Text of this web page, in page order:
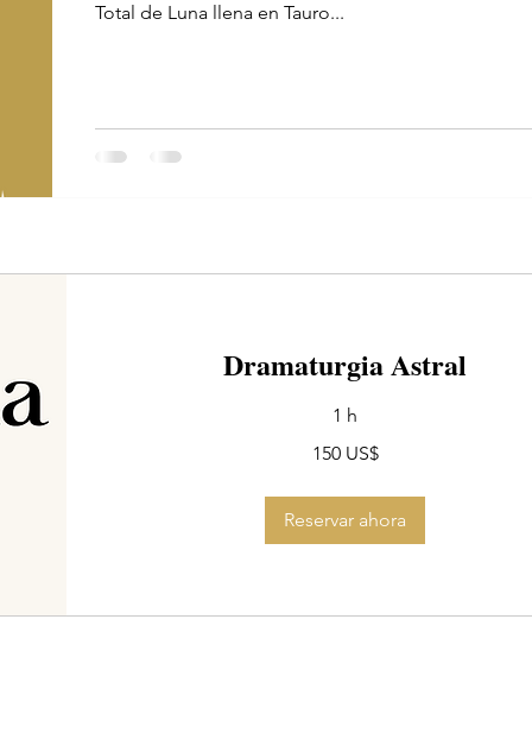
Total de Luna llena en Tauro...
Dramaturgia Astral
1 h
150 US$
Reservar ahora